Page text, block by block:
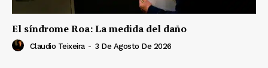
El síndrome Roa: La medida del daño
Claudio Teixeira - 3 De Agosto De 2026